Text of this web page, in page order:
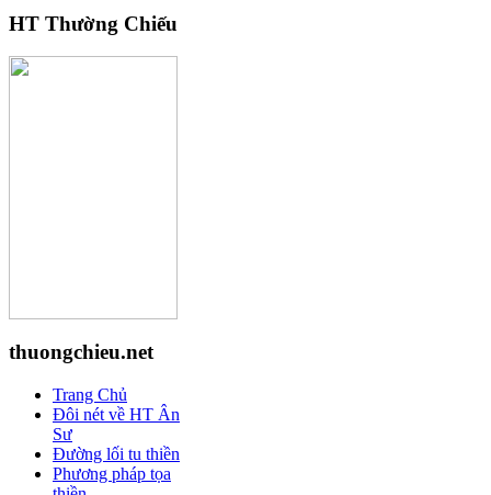
HT Thường Chiếu
thuongchieu.net
Trang Chủ
Đôi nét về HT Ân
Sư
Đường lối tu thiền
Phương pháp tọa